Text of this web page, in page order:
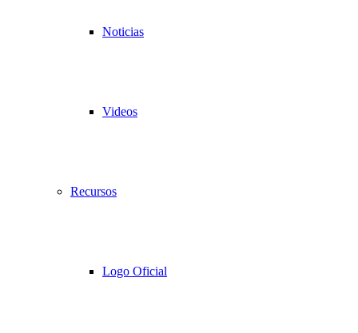
Noticias
Videos
Recursos
Logo Oficial